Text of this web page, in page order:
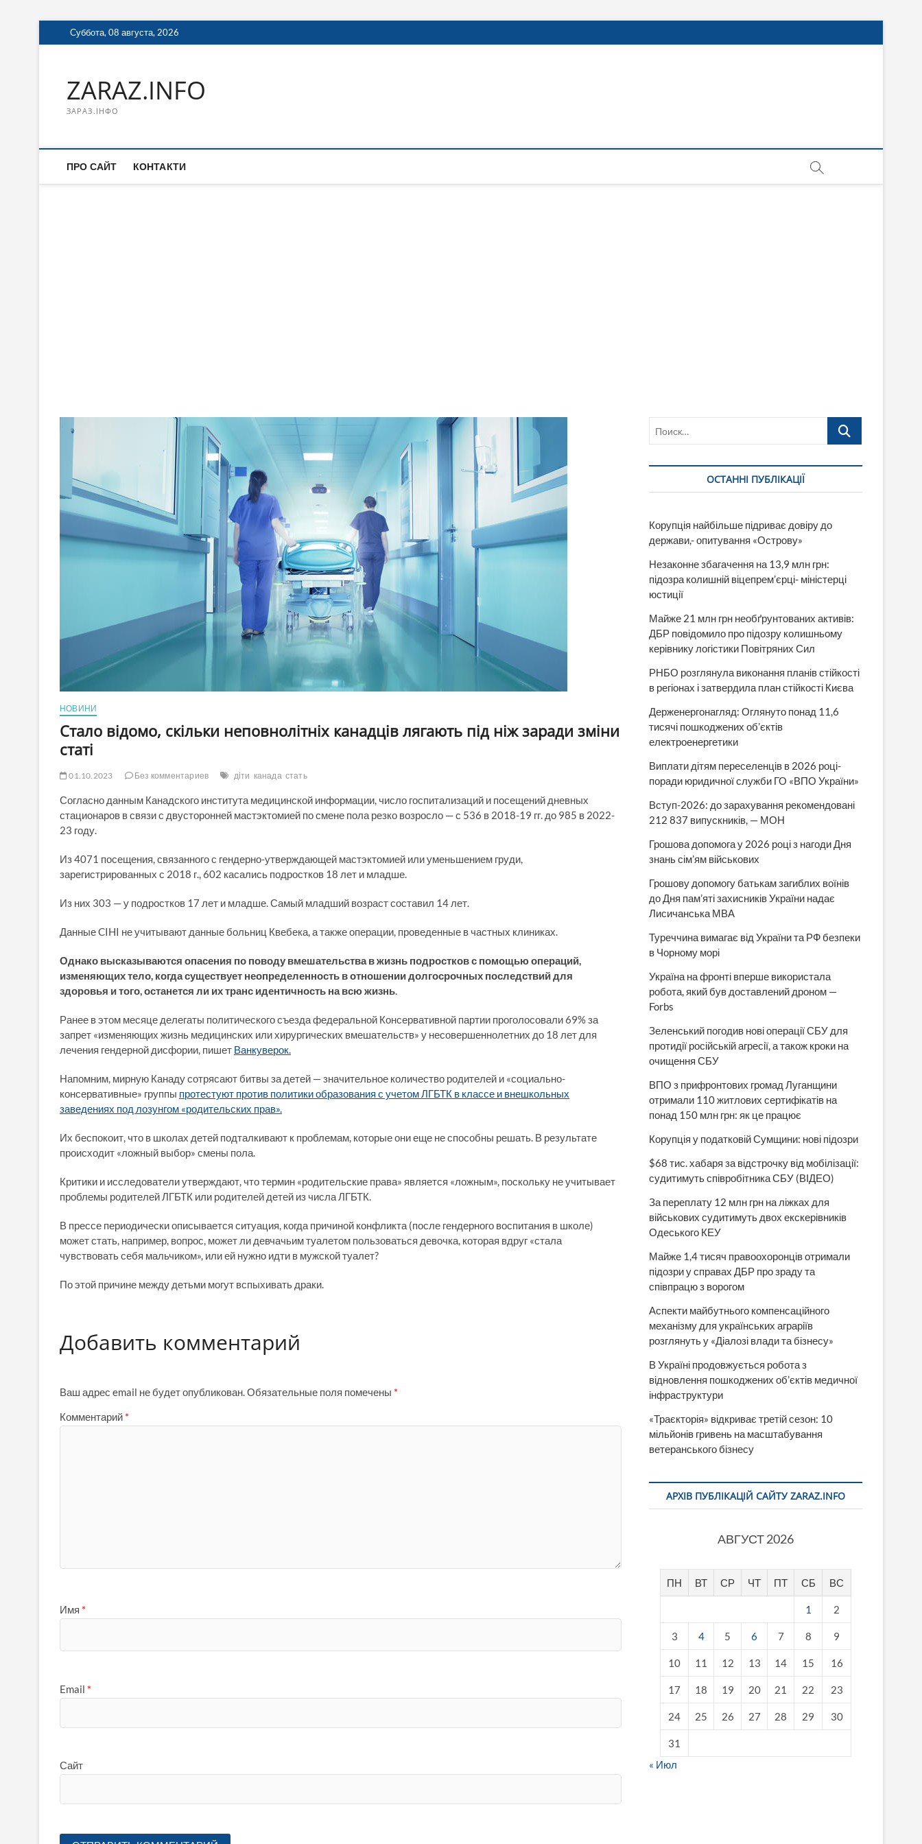
Перейти
к
Суббота, 08 августа, 2026
ZARAZ.INFO
ЗАРАЗ.ІНФО
ПРО САЙТ КОНТАКТИ
НОВИНИ
Стало відомо, скільки неповнолітніх канадців лягають під ніж заради зміни
статі
01.10.2023 Без комментариев діти канада стать
Согласно данным Канадского института медицинской информации, число госпитализаций и посещений дневных
стационаров в связи с двусторонней мастэктомией по смене пола резко возросло — с 536 в 2018-19 гг. до 985 в 2022-
23 году.
Из 4071 посещения, связанного с гендерно-утверждающей мастэктомией или уменьшением груди,
зарегистрированных с 2018 г., 602 касались подростков 18 лет и младше.
Из них 303 — у подростков 17 лет и младше. Самый младший возраст составил 14 лет.
Данные CIHI не учитывают данные больниц Квебека, а также операции, проведенные в частных клиниках.
Однако высказываются опасения по поводу вмешательства в жизнь подростков с помощью операций,
изменяющих тело, когда существует неопределенность в отношении долгосрочных последствий для
здоровья и того, останется ли их транс идентичность на всю жизнь.
Ранее в этом месяце делегаты политического съезда федеральной Консервативной партии проголосовали 69% за
запрет «изменяющих жизнь медицинских или хирургических вмешательств» у несовершеннолетних до 18 лет для
лечения гендерной дисфории, пишет Ванкуверок.
Напомним, мирную Канаду сотрясают битвы за детей — значительное количество родителей и «социально-
консервативные» группы протестуют против политики образования с учетом ЛГБТК в классе и внешкольных
заведениях под лозунгом «родительских прав».
Их беспокоит, что в школах детей подталкивают к проблемам, которые они еще не способны решать. В результате
происходит «ложный выбор» смены пола.
Критики и исследователи утверждают, что термин «родительские права» является «ложным», поскольку не учитывает
проблемы родителей ЛГБТК или родителей детей из числа ЛГБТК.
В прессе периодически описывается ситуация, когда причиной конфликта (после гендерного воспитания в школе)
может стать, например, вопрос, может ли девчачьим туалетом пользоваться девочка, которая вдруг «стала
чувствовать себя мальчиком», или ей нужно идти в мужской туалет?
По этой причине между детьми могут вспыхивать драки.
Добавить комментарий
Ваш адрес email не будет опубликован.Обязательные поля помечены *
Комментарий *
Имя *
Email *
Сайт
Поиск…
ОСТАННІ ПУБЛІКАЦІЇ
Корупція найбільше підриває довіру до
держави,- опитування «Острову»
Незаконне збагачення на 13,9 млн грн:
підозра колишній віцепрем’єрці- міністерці
юстиції
Майже 21 млн грн необґрунтованих активів:
ДБР повідомило про підозру колишньому
керівнику логістики Повітряних Сил
РНБО розглянула виконання планів стійкості
в регіонах і затвердила план стійкості Києва
Держенергонагляд: Оглянуто понад 11,6
тисячі пошкоджених об’єктів
електроенергетики
Виплати дітям переселенців в 2026 році-
поради юридичної служби ГО «ВПО України»
Вступ-2026: до зарахування рекомендовані
212 837 випускників, — МОН
Грошова допомога у 2026 році з нагоди Дня
знань сім’ям військових
Грошову допомогу батькам загиблих воїнів
до Дня пам’яті захисників України надає
Лисичанська МВА
Туреччина вимагає від України та РФ безпеки
в Чорному морі
Україна на фронті вперше використала
робота, який був доставлений дроном —
Forbs
Зеленський погодив нові операції СБУ для
протидії російській агресії, а також кроки на
очищення СБУ
ВПО з прифронтових громад Луганщини
отримали 110 житлових сертифікатів на
понад 150 млн грн: як це працює
Корупція у податковій Сумщини: нові підозри
$68 тис. хабаря за відстрочку від мобілізації:
судитимуть співробітника СБУ (ВІДЕО)
За переплату 12 млн грн на ліжках для
військових судитимуть двох екскерівників
Одеського КЕУ
Майже 1,4 тисяч правоохоронців отримали
підозри у справах ДБР про зраду та
співпрацю з ворогом
Аспекти майбутнього компенсаційного
механізму для українських аграріїв
розглянуть у «Діалозі влади та бізнесу»
В Україні продовжується робота з
відновлення пошкоджених об’єктів медичної
інфраструктури
«Траєкторія» відкриває третій сезон: 10
мільйонів гривень на масштабування
ветеранського бізнесу
АРХІВ ПУБЛІКАЦІЙ САЙТУ ZARAZ.INFO
АВГУСТ 2026
ПН ВТ СР ЧТ ПТ СБ ВС
1 2
3 4 5 6 7 8 9
10 11 12 13 14 15 16
17 18 19 20 21 22 23
24 25 26 27 28 29 30
31
« Июл